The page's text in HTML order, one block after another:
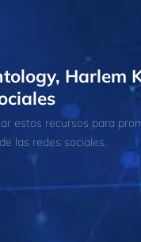
Harlem
estos recursos para
las redes sociales.